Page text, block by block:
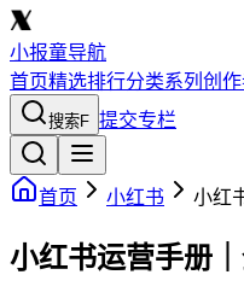
小报童导航
首页精选排行分类系列 创
搜索F 提交专栏
首页 小红书 小红
小红书运营手册